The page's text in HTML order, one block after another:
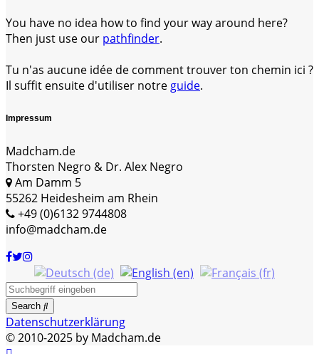
You have no idea how to find your way around here?
Then just use our pathfinder.
Tu n'as aucune idée de comment trouver ton chemin ici ?
Il suffit ensuite d'utiliser notre guide.
Impressum
Madcham.de
Thorsten Negro & Dr. Alex Negro
Am Damm 5
55262 Heidesheim am Rhein
+49 (0)6132 9744808
info@madcham.de
Search
Datenschutzerklärung
© 2010-2025 by Madcham.de